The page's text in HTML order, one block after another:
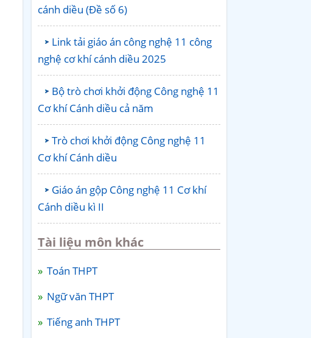
cánh diều (Đề số 6)
Link tải giáo án công nghệ 11 công
nghệ cơ khí cánh diều 2025
Bộ trò chơi khởi động Công nghệ 11
Cơ khí Cánh diều cả năm
Trò chơi khởi động Công nghệ 11
Cơ khí Cánh diều
Giáo án gộp Công nghệ 11 Cơ khí
Cánh diều kì II
Tài liệu môn khác
Toán THPT
Ngữ văn THPT
Tiếng anh THPT